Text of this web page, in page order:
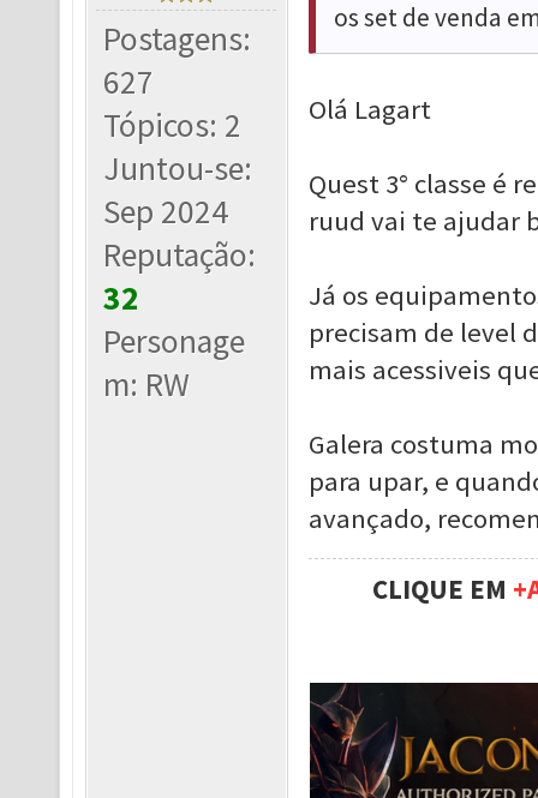
Postagens:
627
Tópicos: 2
Juntou-se:
Sep 2024
Reputação:
32
Personage
m: RW
os set de venda
Olá Lagart
Quest 3° classe é
ruud vai te ajudar
Já os
precisam de level
mais acessiveis
Galera costuma
para upar, e
avançado,
CLIQUE EM